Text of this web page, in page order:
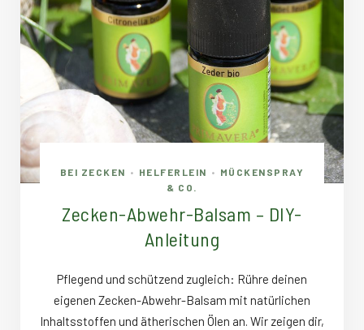
BEI ZECKEN • HELFERLEIN •
MÜCKENSPRAY
& CO.
Zecken-Abwehr-Balsam – DIY-
Anleitung
Pflegend und schützend zugleich: Rühre deinen
eigenen Zecken-Abwehr-Balsam mit natürlichen
Inhaltsstoffen und ätherischen Ölen an. Wir zeigen dir,